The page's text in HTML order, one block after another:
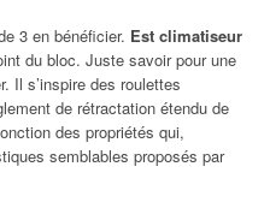
3 en bénéficier. Est climatiseur
du bloc. Juste savoir pour une
Il s’inspire des roulettes
de rétractation étendu de
des propriétés qui,
semblables proposés par